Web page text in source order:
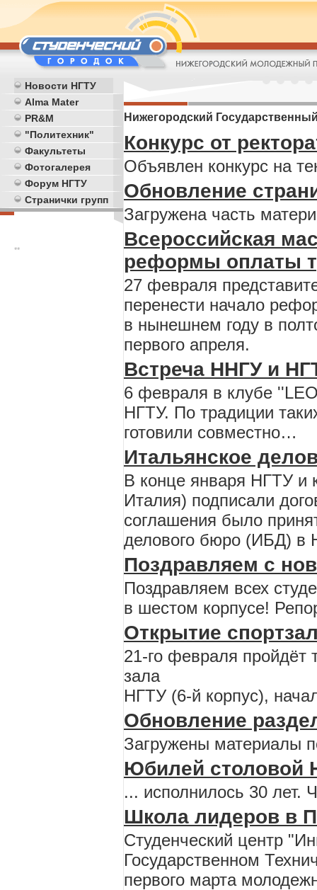
Новости НГТУ
Alma Mater
PR&M
"Политехник"
Факультеты
Фотогалерея
Форум НГТУ
Странички групп
**
Нижегородский
Конкурс от
Объявлен конкурс на
Обновление
Загружена часть
Всероссийская
реформы оплаты
27 февраля
перенести начало
в нынешнем году в
первого апреля.
Встреча ННГУ и
6 февраля в клубе
НГТУ. По традиции
готовили совместно…
Итальянское
В конце января НГТУ и
Италия) подписали
соглашения было
делового бюро (ИБД) в
Поздравляем с
Поздравляем всех
в шестом корпусе!
Открытие
21-го февраля пройдёт
зала
НГТУ (6-й корпус),
Обновление
Загружены материалы
Юбилей столовой
... исполнилось 30 лет.
Школа лидеров в
Студенческий центр
Государственном
первого марта